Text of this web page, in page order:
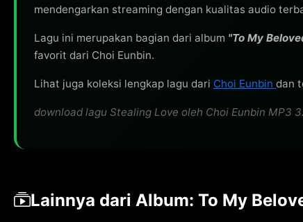
mendengarkan streaming dengan kualitas audio
Lagu ini merupakan bagian dari album "To My
favorit dari Choi Eunbin.
Lihat juga koleksi lengkap lagu dari Choi Eunbin dan
download lagu Stealing Love oleh Choi Eunbin
Lainnya dari Album: To My